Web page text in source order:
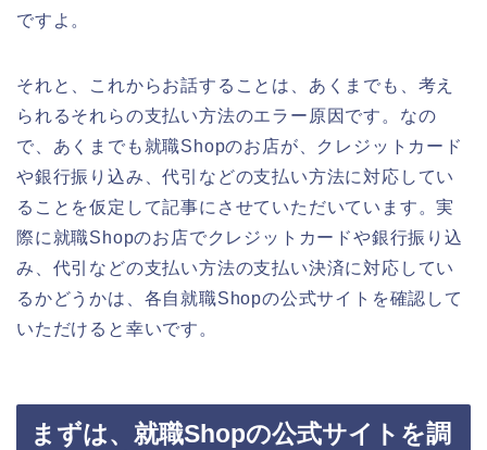
ですよ。
それと、これからお話することは、あくまでも、考え
られるそれらの支払い方法のエラー原因です。なの
で、あくまでも就職Shopのお店が、クレジットカード
や銀行振り込み、代引などの支払い方法に対応してい
ることを仮定して記事にさせていただいています。実
際に就職Shopのお店でクレジットカードや銀行振り込
み、代引などの支払い方法の支払い決済に対応してい
るかどうかは、各自就職Shopの公式サイトを確認して
いただけると幸いです。
まずは、就職Shopの公式サイトを調